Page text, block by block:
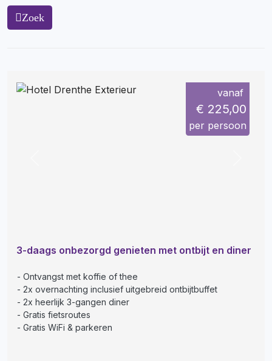
Zoek
vanaf
€ 225,00
per persoon
3-daags onbezorgd genieten met ontbijt en diner
Ontvangst met koffie of thee
2x overnachting inclusief uitgebreid ontbijtbuffet
2x heerlijk 3-gangen diner
Gratis fietsroutes
Gratis WiFi & parkeren